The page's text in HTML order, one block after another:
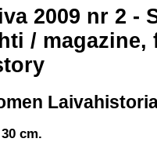
2009 nr 2 -
/
cm.